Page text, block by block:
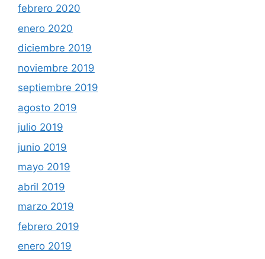
febrero 2020
enero 2020
diciembre 2019
noviembre 2019
septiembre 2019
agosto 2019
julio 2019
junio 2019
mayo 2019
abril 2019
marzo 2019
febrero 2019
enero 2019